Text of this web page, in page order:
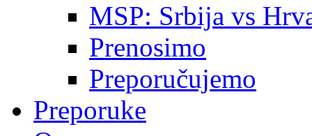
MSP: Srbija vs
Prenosimo
Preporučujemo
Preporuke